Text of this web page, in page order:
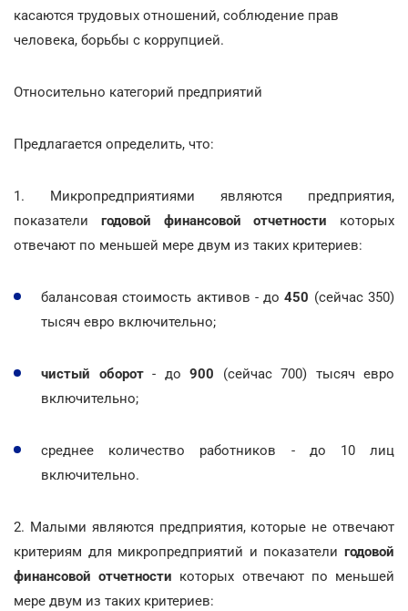
касаются трудовых отношений, соблюдение прав
человека, борьбы с коррупцией.
Относительно категорий предприятий
Предлагается определить, что:
1. Микропредприятиями являются предприятия,
показатели годовой финансовой отчетности которых
отвечают по меньшей мере двум из таких критериев:
балансовая стоимость активов - до450 (сейчас 350)
тысяч евро включительно;
чистый оборот - до 900 (сейчас 700) тысяч евро
включительно;
среднее количество работников - до 10 лиц
включительно.
2. Малыми являются предприятия, которые не отвечают
критериям для микропредприятий и показатели годовой
финансовой отчетности которых отвечают по меньшей
мере двум из таких критериев: